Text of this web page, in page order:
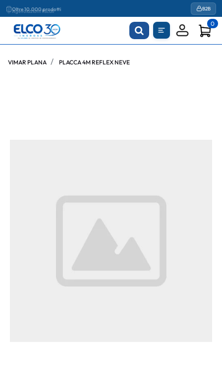
Agevolazioni fiscali B2B
0
VIMAR PLANA PLACCA 4M REFLEX NEVE